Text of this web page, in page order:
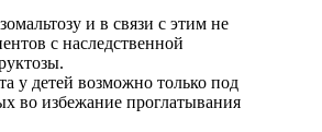
и в связи с этим не
с наследственной
у детей возможно только под
во избежание проглатывания